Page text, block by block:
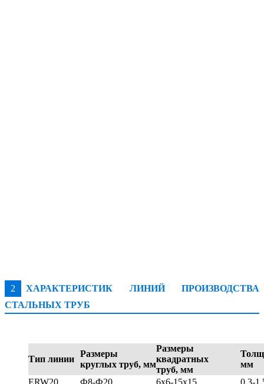
2
ХАРАКТЕРИСТИК ЛИНИЙ ПРОИЗВОДСТВА
СТАЛЬНЫХ ТРУБ
Тип линии
Размеры
круглых труб, мм
Размеры
квадратных
труб, мм
мм